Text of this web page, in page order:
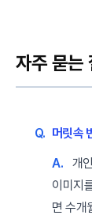
자주 묻는
Q. 머릿속
A.
개
이미지
면 수개